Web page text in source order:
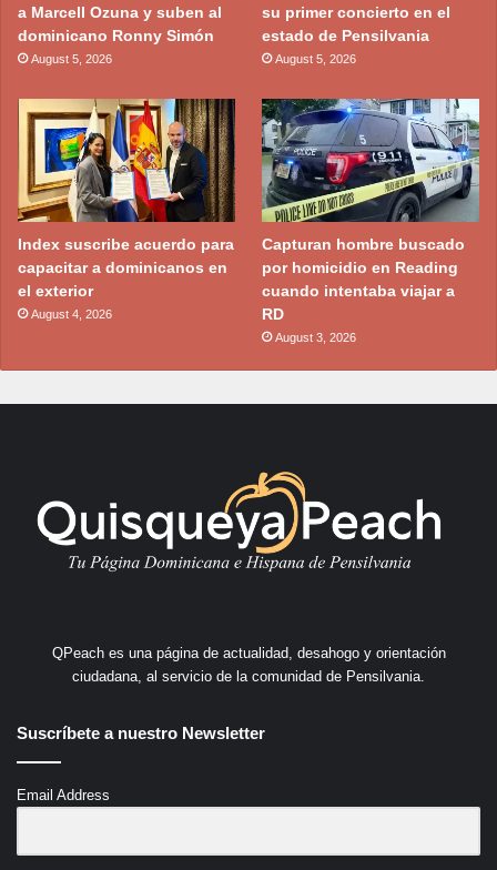
a Marcell Ozuna y suben al
dominicano Ronny Simón
August 5, 2026
su primer concierto en el
estado de Pensilvania
August 5, 2026
Index suscribe acuerdo para
capacitar a dominicanos en
el exterior
August 4, 2026
Capturan hombre buscado
por homicidio en Reading
cuando intentaba viajar a
RD
August 3, 2026
QPeach es una página de actualidad, desahogo y orientación
ciudadana, al servicio de la comunidad de Pensilvania.
Suscríbete a nuestro Newsletter
Email Address